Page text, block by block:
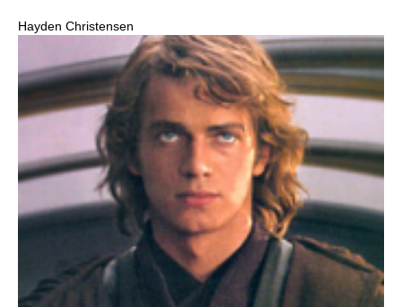
Hayden Christensen